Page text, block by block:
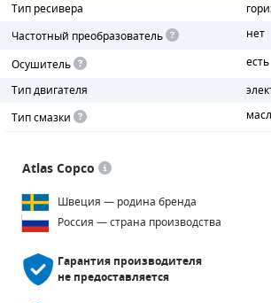
Тип ресивера
Частотный преобразователь
нет
Осушитель
есть
Тип двигателя
Тип смазки
Atlas Copco
Швеция — родина бренда
Россия — страна производства
Гарантия производителя
не предоставляется
ШЛАНГИ ДЛЯ МОТОПОМП